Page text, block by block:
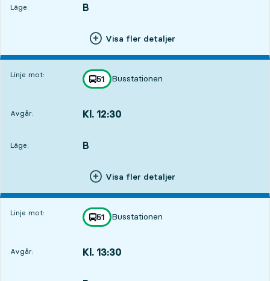
Läge:
LÄGE, B
,
Visa fler detaljer
Linje mot: linje
51
mot
Busstationen
,
Avgår: Kl. 12:30
Läge:
LÄGE, B
,
Visa fler detaljer
Linje mot: linje
51
mot
Busstationen
,
Avgår: Kl. 13:30